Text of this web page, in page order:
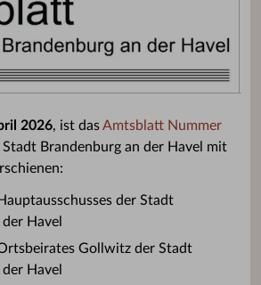
2026, ist dasAmtsblatt Nummer
Brandenburg an der Havel mit
der Stadt
Havel
Gollwitz der Stadt
Havel